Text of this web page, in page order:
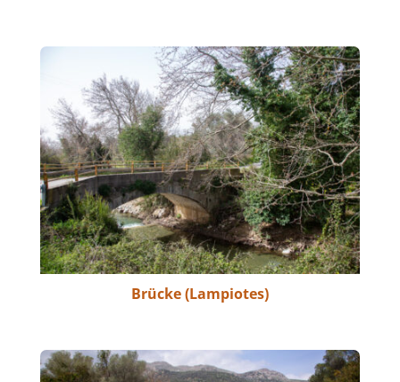
Brücke (Lampiotes)